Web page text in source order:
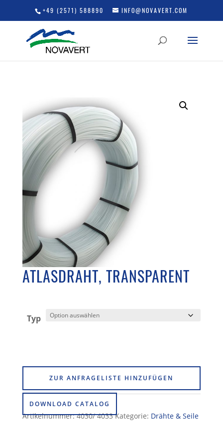
+49 (2571) 588890 INFO@NOVAVERT.COM
ATLASDRAHT, TRANSPARENT
Typ
ZUR ANFRAGELISTE HINZUFÜGEN
DOWNLOAD CATALOG
Artikelnummer:4030/ 4033 Kategorie: Drähte & Seile